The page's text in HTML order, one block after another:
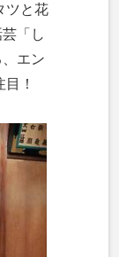
ツと花
「し
エン
！